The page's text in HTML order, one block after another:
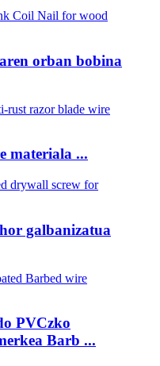
orban bobina
materiala ...
galbanizatua
PVCzko
Barb ...